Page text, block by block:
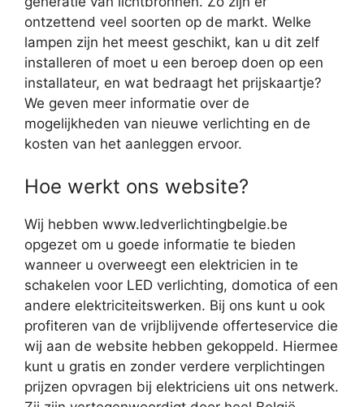
ontzettend veel soorten op de markt. Welke
lampen zijn het meest geschikt, kan u dit zelf
installeren of moet u een beroep doen op een
installateur, en wat bedraagt het prijskaartje?
We geven meer informatie over de
mogelijkheden van nieuwe verlichting en de
kosten van het aanleggen ervoor.
Hoe werkt ons website?
Wij hebben www.ledverlichtingbelgie.be
opgezet om u goede informatie te bieden
wanneer u overweegt een elektricien in te
schakelen voor LED verlichting, domotica of een
andere elektriciteitswerken. Bij ons kunt u ook
profiteren van de vrijblijvende offerteservice die
wij aan de website hebben gekoppeld. Hiermee
kunt u gratis en zonder verdere verplichtingen
prijzen opvragen bij elektriciens uit ons netwerk.